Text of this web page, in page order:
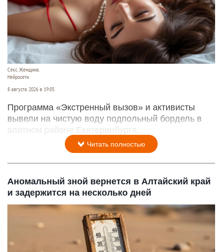
Секс. Женщина.
Нейросети
8 августа 2026 в 19:05
Программа «Экстренный вызов» и активисты
вывели на чистую воду подпольный бордель в
элитном районе Екатеринбурга.
Читать полностью
Аномальный зной вернется в Алтайский край
и задержится на несколько дней